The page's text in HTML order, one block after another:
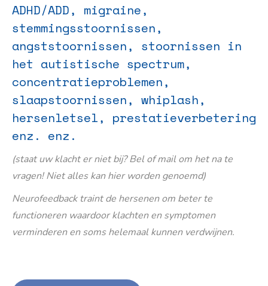
ADHD/ADD, migraine,
stemmingsstoornissen,
angststoornissen, stoornissen in
het autistische spectrum,
concentratieproblemen,
slaapstoornissen, whiplash,
hersenletsel, prestatieverbetering
enz. enz.
(staat uw klacht er niet bij? Bel of mail om het na te
vragen! Niet alles kan hier worden genoemd)
Neurofeedback traint de hersenen om beter te
functioneren waardoor klachten en symptomen
verminderen en soms helemaal kunnen verdwijnen.